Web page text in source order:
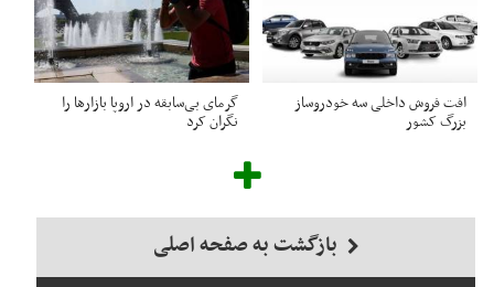
افت فروش داخلی سه خودروساز
بزرگ کشور
گرمای بی‌سابقه در اروپا بازارها را
نگران کرد
بازگشت به صفحه اصلی